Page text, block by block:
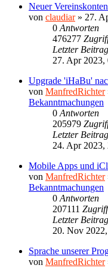
Neuer
von claudiar» 27.
0 Antworten
476277
Letzter Beitrag
27. Apr 2023,
Upgrade 'iHaBu'
von ManfredRichter
Bekanntmachungen
0 Antworten
205979
Letzter Beitrag
24. Apr 2023,
Mobile Apps und
von ManfredRichter
Bekanntmachungen
0 Antworten
207111
Letzter Beitrag
20. Nov
Sprache unserer
von ManfredRichter